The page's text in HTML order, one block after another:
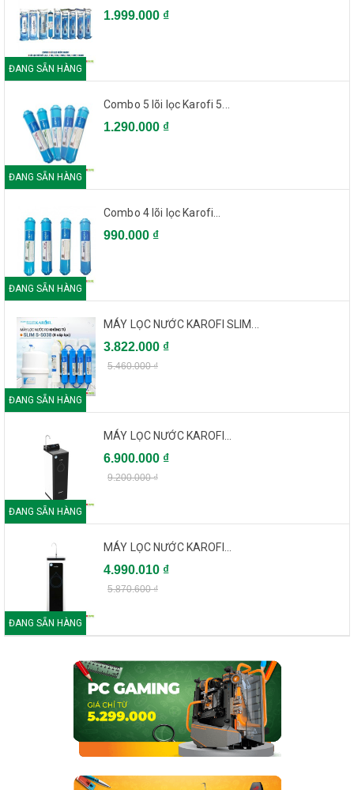
ĐANG SẴN HÀNG
1.999.000 ₫
ĐANG SẴN HÀNG
Combo 5 lõi lọc Karofi 5...
1.290.000 ₫
ĐANG SẴN HÀNG
Combo 4 lõi lọc Karofi...
990.000 ₫
ĐANG SẴN HÀNG
MÁY LỌC NƯỚC KAROFI SLIM...
3.822.000 ₫
5.460.000 ₫
ĐANG SẴN HÀNG
MÁY LỌC NƯỚC KAROFI...
6.900.000 ₫
9.200.000 ₫
ĐANG SẴN HÀNG
MÁY LỌC NƯỚC KAROFI...
4.990.010 ₫
5.870.600 ₫